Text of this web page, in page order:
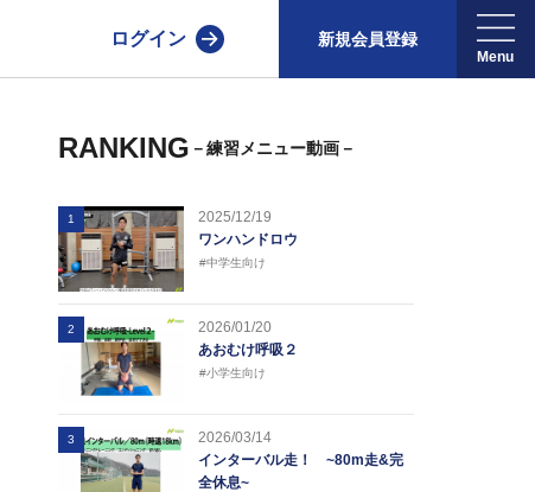
ログイン 新規会員登録
RANKING －練習メニュー動画－
1
2025/12/19
ワンハンドロウ
#中学生向け
2
2026/01/20
あおむけ呼吸２
#小学生向け
3
2026/03/14
インターバル走！ ~80m走&完
全休息~